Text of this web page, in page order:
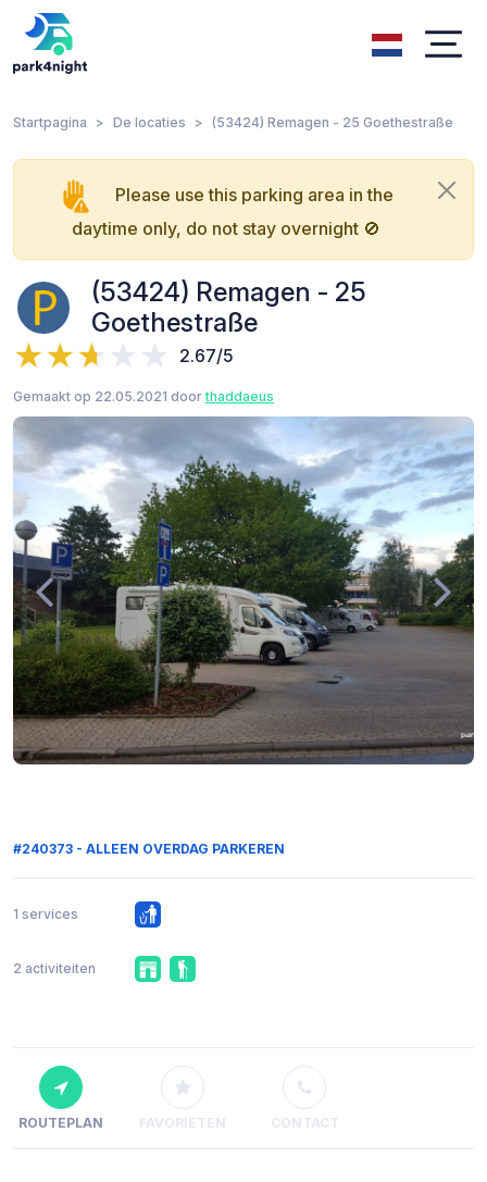
Startpagina De locaties (53424) Remagen - 25 Goethestraße
Please use this parking area in the
daytime only, do not stay overnight 🚫
(53424) Remagen - 25
Goethestraße
2.67/5
Gemaakt op 22.05.2021 doorthaddaeus
#240373 - ALLEEN OVERDAG PARKEREN
1 services
2 activiteiten
ROUTEPLAN FAVORIETEN CONTACT